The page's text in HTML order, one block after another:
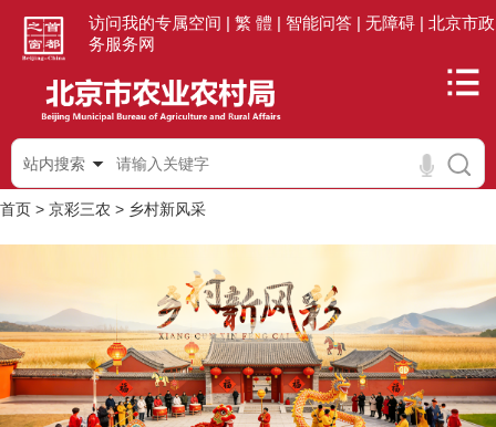
访问我的专属空间 | 繁 體 | 智能问答 | 无障碍 | 北京市政
务服务网
站内搜索
首页 > 京彩三农 > 乡村新风采